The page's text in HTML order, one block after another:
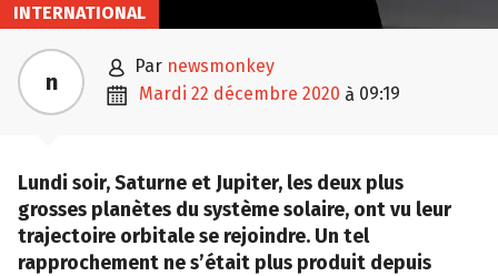
INTERNATIONAL
n  par newsmonkey
 mardi 22 décembre 2020 à 09:19
Lundi soir, Saturne et Jupiter, les deux plus
grosses planètes du système solaire, ont vu leur
trajectoire orbitale se rejoindre. Un tel
rapprochement ne s’était plus produit depuis